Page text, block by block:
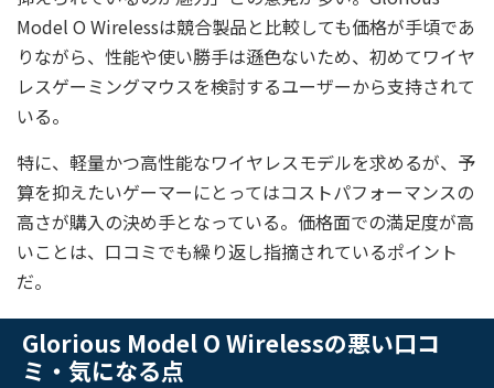
Model O Wirelessは競合製品と比較しても価格が手頃であ
りながら、性能や使い勝手は遜色ないため、初めてワイヤ
レスゲーミングマウスを検討するユーザーから支持されて
いる。
特に、軽量かつ高性能なワイヤレスモデルを求めるが、予
算を抑えたいゲーマーにとってはコストパフォーマンスの
高さが購入の決め手となっている。価格面での満足度が高
いことは、口コミでも繰り返し指摘されているポイント
だ。
Glorious Model O Wirelessの悪い口コ
ミ・気になる点